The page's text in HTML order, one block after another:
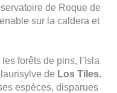
de Roque de
sur la caldera et
forêts de pins, l’Isla
de Los Tiles.
espèces, disparues